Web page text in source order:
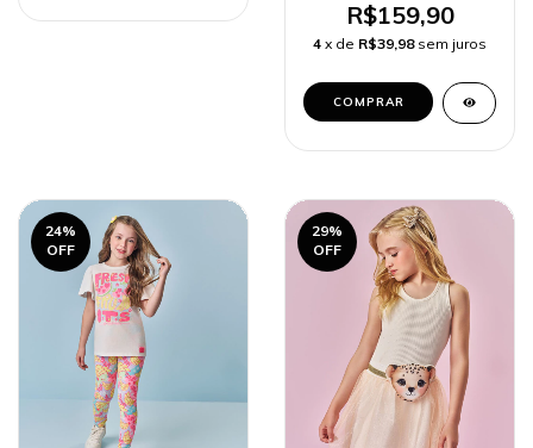
84772
R$159,90
4 x de R$39,98 sem juros
COMPRAR
24%
OFF
29%
OFF